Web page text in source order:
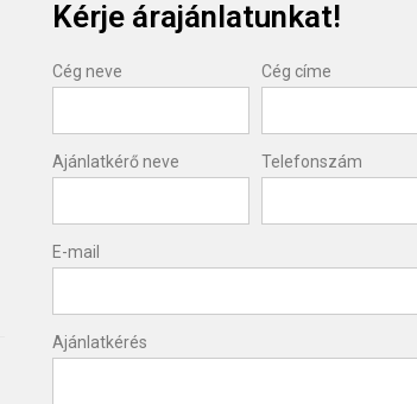
Kérje árajánlatunkat!
Cég neve Cég címe
Ajánlatkérő neve Telefonszám
E-mail
Ajánlatkérés